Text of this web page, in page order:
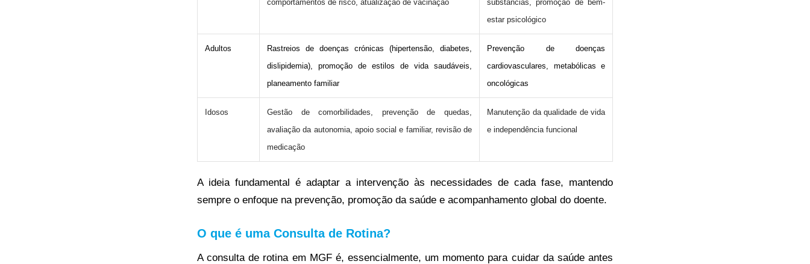
comportamentos de risco, atualização de vacinação
substâncias, promoção de bem-
estar psicológico
Adultos
Rastreios de doenças crónicas (hipertensão, diabetes,
dislipidemia), promoção de estilos de vida saudáveis,
planeamento familiar
Prevenção de doenças
cardiovasculares, metabólicas e
oncológicas
Idosos
Gestão de comorbilidades, prevenção de quedas,
avaliação da autonomia, apoio social e familiar, revisão de
medicação
Manutenção da qualidade de vida
e independência funcional
A ideia fundamental é adaptar a intervenção às necessidades de cada fase, mantendo
sempre o enfoque na prevenção, promoção da saúde e acompanhamento global do doente.
O que é uma Consulta de Rotina?
A consulta de rotina em MGF é, essencialmente, um momento para cuidar da saúde antes